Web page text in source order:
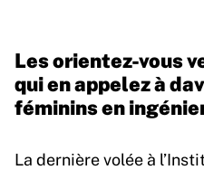
Les orientez-vous
qui en appelez à
féminins en
La dernière volée à